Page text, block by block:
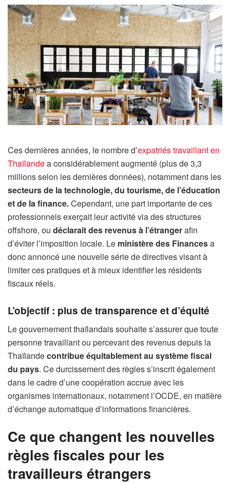
Ces dernières années, le nombre d’expatriés travaillant en
Thaïlandea considérablement augmenté (plus de 3,3
millions selon les dernières données), notamment dans les
secteurs de la technologie, du tourisme, de l’éducation
et de la finance.Cependant, une part importante de ces
professionnels exerçait leur activité via des structures
offshore, ou déclarait des revenus à l’étrangerafin
d’éviter l’imposition locale. Le ministère des Financesa
donc annoncé une nouvelle série de directives visant à
limiter ces pratiques et à mieux identifier les résidents
fiscaux réels.
L’objectif : plus de transparence et d’équité
Le gouvernement thaïlandais souhaite s’assurer que toute
personne travaillant ou percevant des revenus depuis la
Thaïlandecontribue équitablement au système fiscal
du pays. Ce durcissement des règles s’inscrit également
dans le cadre d’une coopération accrue avec les
organismes internationaux, notamment l’OCDE, en matière
d’échange automatique d’informations financières.
Ce que changent les nouvelles
règles fiscales pour les
travailleurs étrangers